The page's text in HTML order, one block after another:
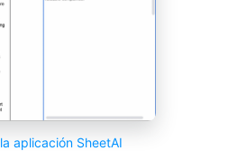
la aplicación SheetAI